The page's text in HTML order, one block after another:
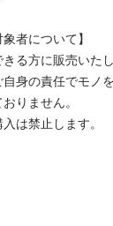
象者について】
る⽅に販売いたし
⾝の責任でモノ
りません。
は禁⽌します。